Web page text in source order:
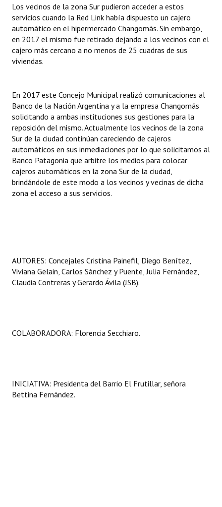
Huéspedes de Honor - Registro
Antiguos Pobladores - Registro
Reconocimientos - Registro
Entrega de distinciones
REFORMA DE LA CARTA ORGÁNICA
Los vecinos de la zona Sur pudieron acceder a estos
servicios cuando la Red Link había dispuesto un cajero
automático en el hipermercado Changomás. Sin embargo,
en 2017 el mismo fue retirado dejando a los vecinos con el
cajero más cercano a no menos de 25 cuadras de sus
viviendas.
En 2017 este Concejo Municipal realizó comunicaciones al
Banco de la Nación Argentina y a la empresa Changomás
solicitando a ambas instituciones sus gestiones para la
reposición del mismo. Actualmente los vecinos de la zona
Sur de la ciudad continúan careciendo de cajeros
automáticos en sus inmediaciones por lo que solicitamos al
Banco Patagonia que arbitre los medios para colocar
cajeros automáticos en la zona Sur de la ciudad,
brindándole de este modo a los vecinos y vecinas de dicha
zona el acceso a sus servicios.
AUTORES: Concejales Cristina Painefil, Diego Benítez,
Viviana Gelain, Carlos Sánchez y Puente, Julia Fernández,
Claudia Contreras y Gerardo Ávila (JSB).
COLABORADORA: Florencia Secchiaro.
INICIATIVA: Presidenta del Barrio El Frutillar, señora
Bettina Fernández.